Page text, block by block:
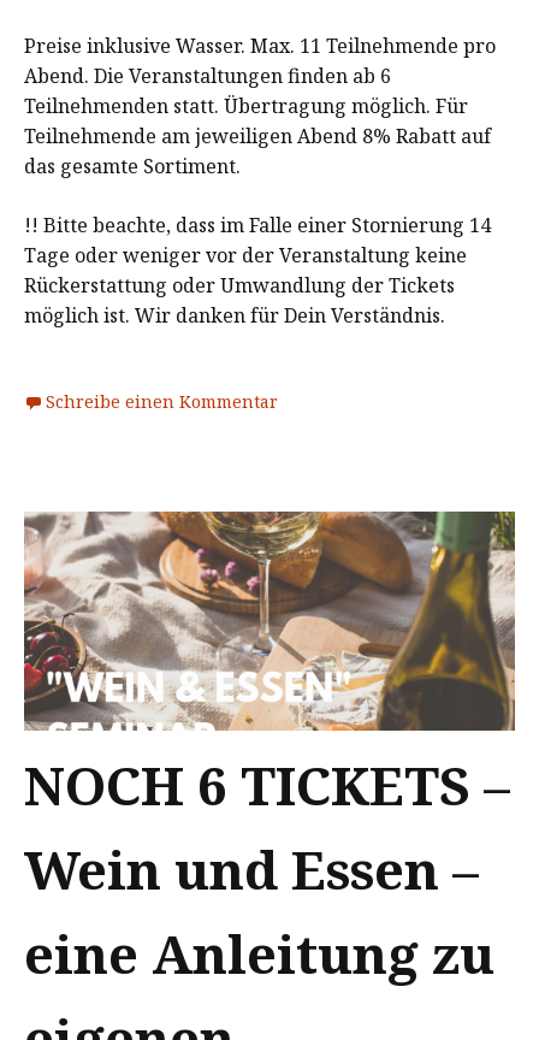
Preise inklusive Wasser. Max. 11 Teilnehmende pro
Abend. Die Veranstaltungen finden ab 6
Teilnehmenden statt. Übertragung möglich. Für
Teilnehmende am jeweiligen Abend 8% Rabatt auf
das gesamte Sortiment.
!! Bitte beachte, dass im Falle einer Stornierung 14
Tage oder weniger vor der Veranstaltung keine
Rückerstattung oder Umwandlung der Tickets
möglich ist. Wir danken für Dein Verständnis.
Schreibe einen Kommentar
NOCH 6 TICKETS –
Wein und Essen –
eine Anleitung zu